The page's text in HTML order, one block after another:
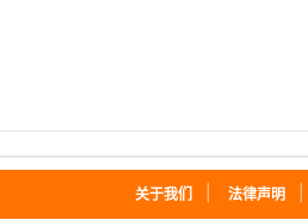
关于我们 法律声明